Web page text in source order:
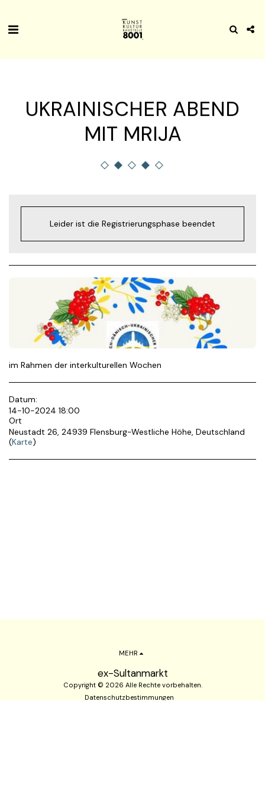
UKRAINISCHER ABEND
MIT MRIJA
Leider ist die Registrierungsphase beendet
im Rahmen der interkulturellen Wochen
Datum:
14-10-2024 18:00
Ort
Neustadt 26, 24939 Flensburg-Westliche Höhe, Deutschland
(Karte)
ex-Sultanmarkt
Copyright © 2026 Alle Rechte vorbehalten.
Datenschutzbestimmungen
MEHR